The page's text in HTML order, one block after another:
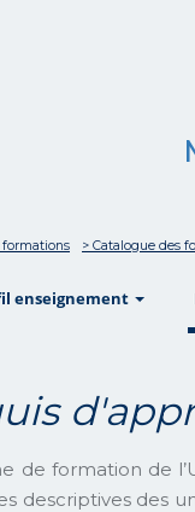
formations > Catalogue des
enseignement
de formation de
descriptives des